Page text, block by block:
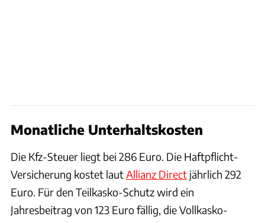
Monatliche Unterhaltskosten
Die Kfz-Steuer liegt bei 286 Euro. Die Haftpflicht-
Versicherung kostet lautAllianz Direct jährlich 292
Euro. Für den Teilkasko-Schutz wird ein
Jahresbeitrag von 123 Euro fällig, die Vollkasko-